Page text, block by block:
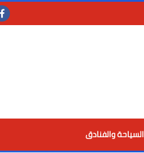
السياحة والفنادق